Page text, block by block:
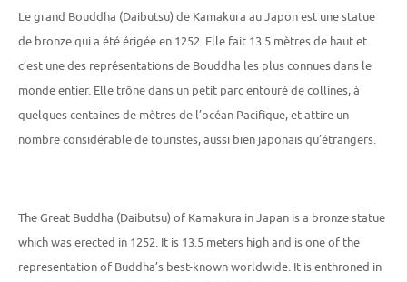
Le grand Bouddha (Daibutsu) de Kamakura au Japon est une statue
de bronze qui a été érigée en 1252. Elle fait 13.5 mètres de haut et
c’est une des représentations de Bouddha les plus connues dans le
monde entier. Elle trône dans un petit parc entouré de collines, à
quelques centaines de mètres de l’océan Pacifique, et attire un
nombre considérable de touristes, aussi bien japonais qu’étrangers.
The Great Buddha (Daibutsu) of Kamakura in Japan is a bronze statue
which was erected in 1252. It is 13.5 meters high and is one of the
representation of Buddha’s best-known worldwide. It is enthroned in